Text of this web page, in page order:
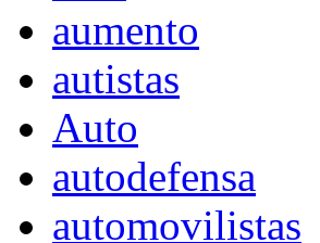
aumento
autistas
Auto
autodefensa
automovilistas